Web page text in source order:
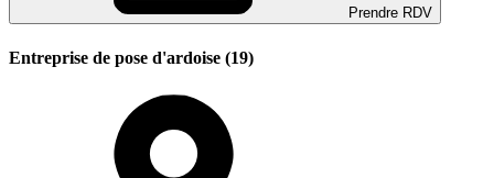
Prendre RDV
Entreprise de pose d'ardoise (19)